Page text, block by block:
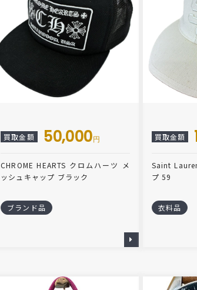
買取金額 50,000円
CHROME HEARTS クロムハーツ メ
ッシュキャップ ブラック
ブランド品
買取金額
Saint
プ 59
衣料品